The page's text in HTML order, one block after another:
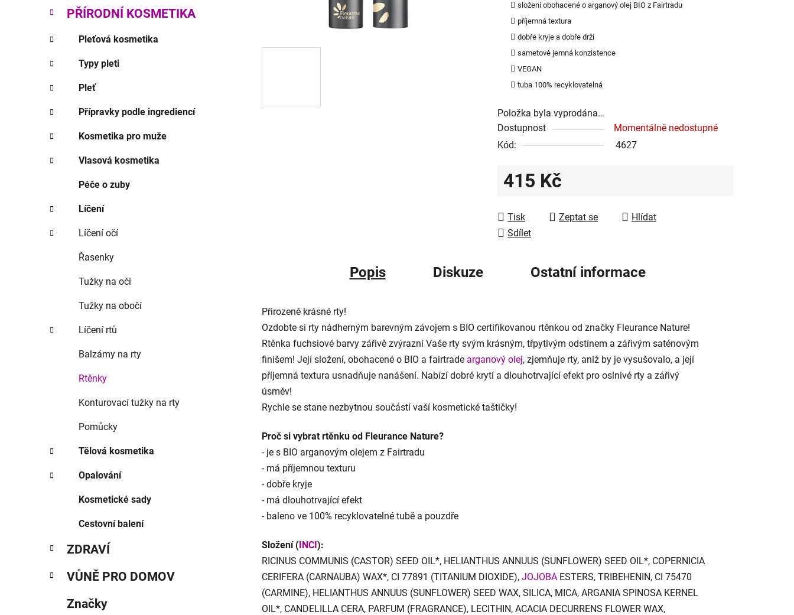
p
n
l
PŘÍRODNÍ KOSMETIKA
Pleťová kosmetika
Typy pleti
Pleť
Přípravky podle ingrediencí
Kosmetika pro muže
Vlasová kosmetika
Péče o zuby
Líčení
Líčení očí
Řasenky
Tužky na oči
Tužky na obočí
Líčení rtů
Balzámy na rty
Rtěnky
Konturovací tužky na rty
Pomůcky
Tělová kosmetika
Opalování
Kosmetické sady
Cestovní balení
ZDRAVÍ
VŮNĚ PRO DOMOV
Značky
hvězdiček.
složení obohacené o arganový olej BIO z Fairtradu
příjemná textura
dobře kryje a dobře drží
sametově jemná konzistence
VEGAN
tuba 100% recyklovatelná
Položka byla vyprodána…
Dostupnost
Momentálně nedostupné
Kód:
4627
415 Kč
Tisk
Zeptat se
Hlídat
Sdílet
Popis Diskuze Ostatní informace
Přirozeně krásné rty!
Ozdobte si rty nádherným barevným závojem s BIO certifikovanou rtěnkou od značky Fleurance Nature!
Rtěnka fuchsiové barvy zářivě zvýrazní Vaše rty svým krásným, třpytivým odstínem a zářivým saténovým
finišem! Její složení, obohacené o BIO a fairtrade arganový olej, zjemňuje rty, aniž by je vysušovalo, a její
příjemná textura usnadňuje nanášení. Nabízí dobré krytí a dlouhotrvající efekt pro oslnivé rty a zářivý
úsměv!
Rychle se stane nezbytnou součástí vaší kosmetické taštičky!
Proč si vybrat rtěnku od Fleurance Nature?
- je s BIO arganovým olejem z Fairtradu
- má příjemnou texturu
- dobře kryje
- má dlouhotrvající efekt
- baleno ve 100% recyklovatelné tubě a pouzdře
Složení (INCI):
RICINUS COMMUNIS (CASTOR) SEED OIL*, HELIANTHUS ANNUUS (SUNFLOWER) SEED OIL*, COPERNICIA
CERIFERA (CARNAUBA) WAX*, CI 77891 (TITANIUM DIOXIDE), JOJOBA ESTERS, TRIBEHENIN, CI 75470
(CARMINE), HELIANTHUS ANNUUS (SUNFLOWER) SEED WAX, SILICA, MICA, ARGANIA SPINOSA KERNEL
OIL*, CANDELILLA CERA, PARFUM (FRAGRANCE), LECITHIN, ACACIA DECURRENS FLOWER WAX,